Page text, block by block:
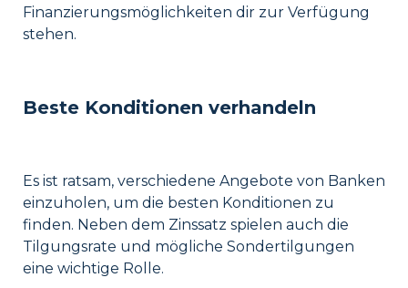
Finanzierungsmöglichkeiten dir zur Verfügung
stehen.
Beste Konditionen verhandeln
Es ist ratsam, verschiedene Angebote von Banken
einzuholen, um die besten Konditionen zu
finden. Neben dem Zinssatz spielen auch die
Tilgungsrate und mögliche Sondertilgungen
eine wichtige Rolle.